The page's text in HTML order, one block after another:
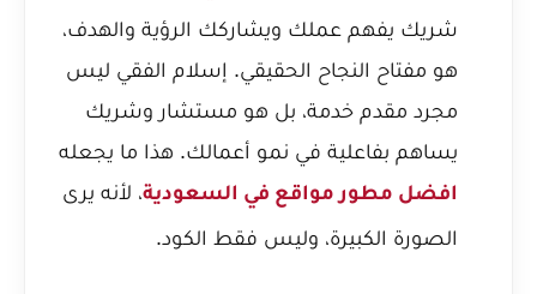
شريك يفهم عملك ويشاركك الرؤية والهدف،
هو مفتاح النجاح الحقيقي. إسلام الفقي ليس
مجرد مقدم خدمة، بل هو مستشار وشريك
يساهم بفاعلية في نمو أعمالك. هذا ما يجعله
افضل مطور مواقع في السعودية، لأنه يرى
الصورة الكبيرة، وليس فقط الكود.